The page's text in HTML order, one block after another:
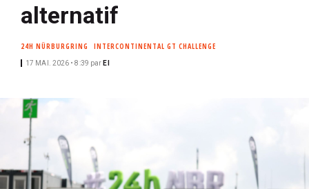
i
alternatif
24H NÜRBURGRING INTERCONTINENTAL GT CHALLENGE
17 MAI. 2026 • 8:39 par EI